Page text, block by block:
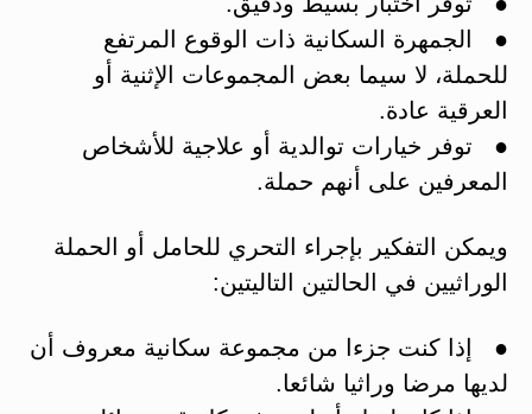
● الجمهرة السكانية ذات الوقوع المرتفع
للحملة، لا سيما بعض المجموعات الإثنية أو
العرقية عادة.
● توفر خيارات توالدية أو علاجية للأشخاص
المعرفين على أنهم حملة.
ويمكن التفكير بإجراء التحري للحامل أو الحملة
الوراثيين في الحالتين التاليتين:
● إذا كنت جزءا من مجموعة سكانية معروف أن
لديها مرضا وراثيا شائعا.